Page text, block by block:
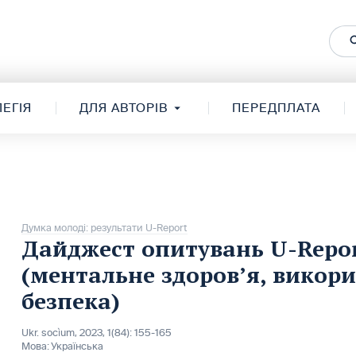
ДЛЯ АВТОРІВ ПЕРЕДПЛАТА
Думка молоді: результати U-Report
Дайджест опитувань U-
(ментальне здоров’я,
безпека)
Ukr. socìum, 2023, 1(84): 155-165
Мова:Українська